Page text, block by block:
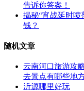
告诉你答案！
揭秘“宵战延时
钱？
随机文章
云南河口旅游攻
去景点有哪些地
沂源哪里好玩